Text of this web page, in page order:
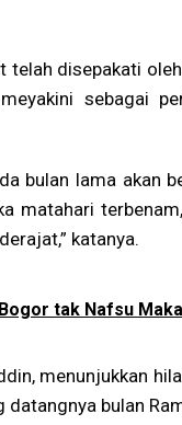
telah disepakati
sebagai
bulan lama akan
matahari
katanya.
tak Nafsu
menunjukkan
bulan